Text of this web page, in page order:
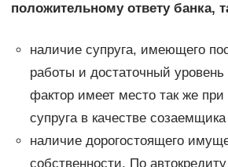
положительному ответу банка,
наличие супруга, имеющего
работы и достаточный
фактор имеет место так же
супруга в качестве
наличие дорогостоящего
собственности. По